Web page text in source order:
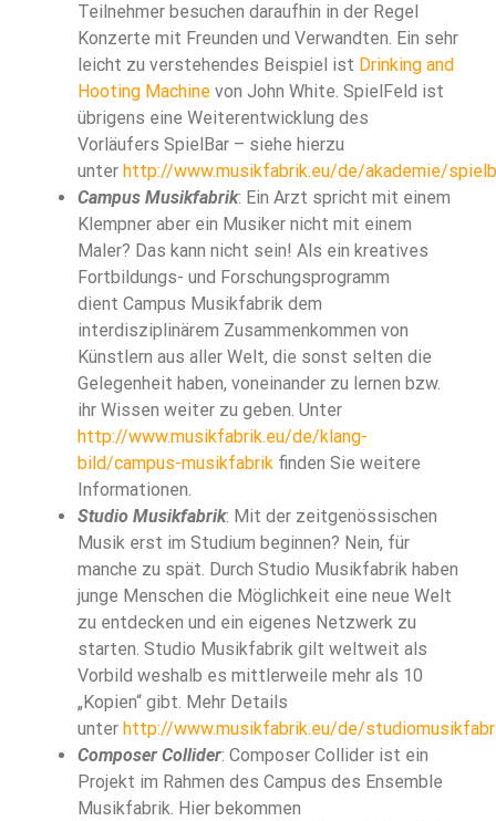
Teilnehmer besuchen daraufhin in der Regel
Konzerte mit Freunden und Verwandten. Ein sehr
leicht zu verstehendes Beispiel ist Drinking and
Hooting Machine von John White. SpielFeld ist
übrigens eine Weiterentwicklung des
Vorläufers SpielBar – siehe hierzu
unter http://www.musikfabrik.eu/de/akademie/
Campus Musikfabrik: Ein Arzt spricht mit einem
Klempner aber ein Musiker nicht mit einem
Maler? Das kann nicht sein! Als ein kreatives
Fortbildungs- und Forschungsprogramm
dient Campus Musikfabrik dem
interdisziplinärem Zusammenkommen von
Künstlern aus aller Welt, die sonst selten die
Gelegenheit haben, voneinander zu lernen bzw.
ihr Wissen weiter zu geben. Unter
http://www.musikfabrik.eu/de/klang-
bild/campus-musikfabrik finden Sie weitere
Informationen.
Studio Musikfabrik: Mit der zeitgenössischen
Musik erst im Studium beginnen? Nein, für
manche zu spät. Durch Studio Musikfabrik haben
junge Menschen die Möglichkeit eine neue Welt
zu entdecken und ein eigenes Netzwerk zu
starten. Studio Musikfabrik gilt weltweit als
Vorbild weshalb es mittlerweile mehr als 10
„Kopien“ gibt. Mehr Details
unter http://www.musikfabrik.eu/de/
Composer Collider: Composer Collider ist ein
Projekt im Rahmen des Campus des Ensemble
Musikfabrik. Hier bekommen